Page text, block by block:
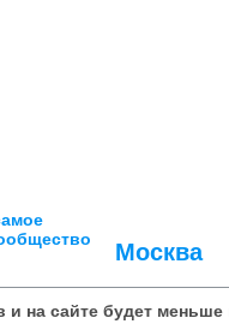
Москва
на сайте будет меньше